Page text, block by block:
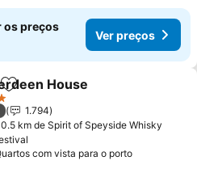
os preços
Ver preços
Adicionar aos favoritos
House
1.794
km de Spirit of Speyside Whisky
com vista para o portoVer